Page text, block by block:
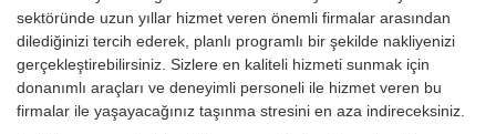
sektöründe uzun yıllar hizmet veren önemli firmalar arasından
dilediğinizi tercih ederek, planlı programlı bir şekilde nakliyenizi
gerçekleştirebilirsiniz. Sizlere en kaliteli hizmeti sunmak için
donanımlı araçları ve deneyimli personeli ile hizmet veren bu
firmalar ile yaşayacağınız taşınma stresini en aza indireceksiniz.